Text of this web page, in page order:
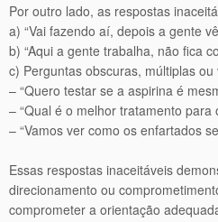
Por outro lado, as respostas
a) “Vai fazendo aí, depois a gente
b) “Aqui a gente trabalha, não fica
c) Perguntas obscuras, múltiplas ou
– “Quero testar se a aspirina é
– “Qual é o melhor tratamento para
– “Vamos ver como os enfartados
Essas respostas inaceitáveis
direcionamento ou
comprometer a orientação